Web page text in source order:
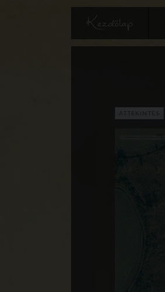
Kezdőlap